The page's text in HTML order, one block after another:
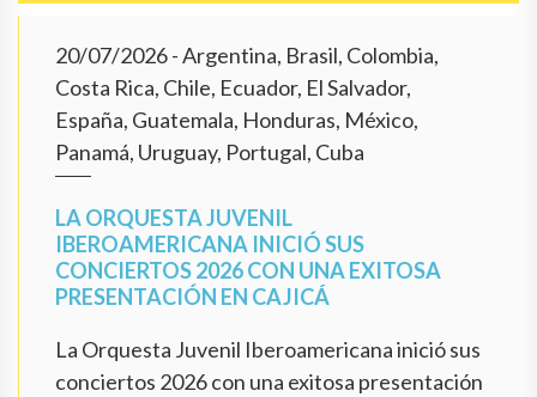
20/07/2026- Argentina, Brasil, Colombia,
Costa Rica, Chile, Ecuador, El Salvador,
España, Guatemala, Honduras, México,
Panamá, Uruguay, Portugal, Cuba
LA ORQUESTA JUVENIL
IBEROAMERICANA INICIÓ SUS
CONCIERTOS 2026 CON UNA EXITOSA
PRESENTACIÓN EN CAJICÁ
La Orquesta Juvenil Iberoamericana inició sus
conciertos 2026 con una exitosa presentación